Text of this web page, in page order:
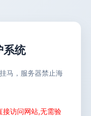
系统
马，服务器禁止海
接访问网站,无需验